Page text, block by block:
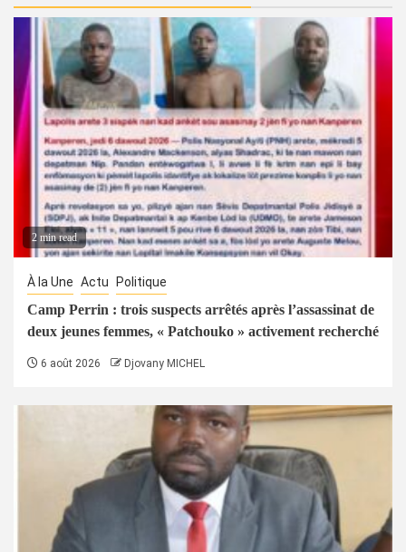
2 min read
À la Une Actu Politique
Camp Perrin : trois suspects arrêtés après l’assassinat de
deux jeunes femmes, « Patchouko » activement recherché
6 août 2026 Djovany MICHEL